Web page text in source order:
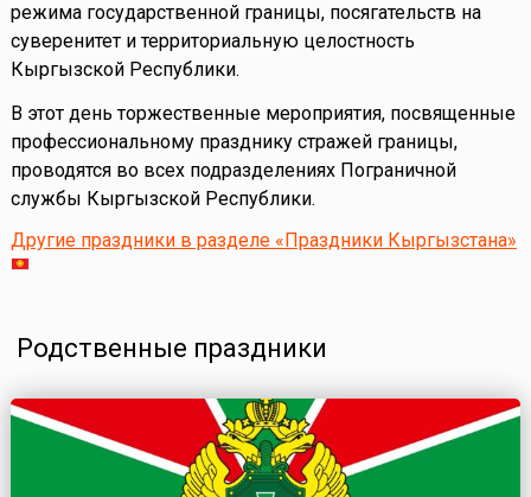
режима государственной границы, посягательств на
суверенитет и территориальную целостность
Кыргызской Республики.
В этот день торжественные мероприятия, посвященные
профессиональному празднику стражей границы,
проводятся во всех подразделениях Пограничной
службы Кыргызской Республики.
Другие праздники в разделе «Праздники Кыргызстана»
Родственные праздники